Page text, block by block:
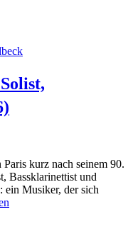
kurz nach seinem 90.
Bassklarinettist und
ein Musiker, der sich